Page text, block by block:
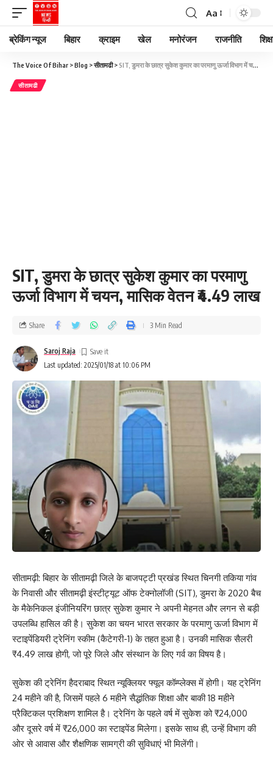
Aa
ब्रेकिंग न्यूज बिहार क्राइम खेल मनोरंजन राजनीति
The Voice Of Bihar >Blog >सीतामढी>SIT, डुमरा के छात्र सुकेश कुमार का परमाणु ऊर्जा विभाग में चयन, मासिक वेतन ₹4.49 लाख
सीतामढी
SIT, डुमरा के छात्र सुकेश कुमार का परमाणु
ऊर्जा विभाग में चयन, मासिक वेतन ₹4.49 लाख
Last updated: 2025/01/18 at 10:06 PM
Saroj Raja
Share 3 Min Read
सीतामढ़ी: बिहार के सीतामढ़ी जिले के बाजपट्टी प्रखंड स्थित चिनगी तकिया गांव
के निवासी और सीतामढ़ी इंस्टीट्यूट ऑफ टेक्नोलॉजी (SIT), डुमरा के 2020 बैच
के मैकेनिकल इंजीनियरिंग छात्र सुकेश कुमार ने अपनी मेहनत और लगन से बड़ी
उपलब्धि हासिल की है। सुकेश का चयन भारत सरकार के परमाणु ऊर्जा विभाग में
स्टाइपेंडियरी ट्रेनिंग स्कीम (कैटेगरी-1) के तहत हुआ है। उनकी मासिक सैलरी
₹4.49 लाख होगी, जो पूरे जिले और संस्थान के लिए गर्व का विषय है।
सुकेश की ट्रेनिंग हैदराबाद स्थित न्यूक्लियर फ्यूल कॉम्प्लेक्स में होगी। यह ट्रेनिंग
24 महीने की है, जिसमें पहले 6 महीने सैद्धांतिक शिक्षा और बाकी 18 महीने
प्रैक्टिकल प्रशिक्षण शामिल है। ट्रेनिंग के पहले वर्ष में सुकेश को ₹24,000
और दूसरे वर्ष में ₹26,000 का स्टाइपेंड मिलेगा। इसके साथ ही, उन्हें विभाग की
ओर से आवास और शैक्षणिक सामग्री की सुविधाएं भी मिलेंगी।